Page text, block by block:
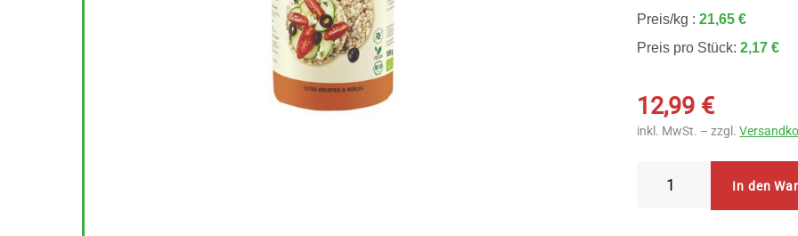
Preis/kg :21,65 €
Preis pro Stück:2,17 €
12,99 €
inkl. MwSt. – zzgl.
In den